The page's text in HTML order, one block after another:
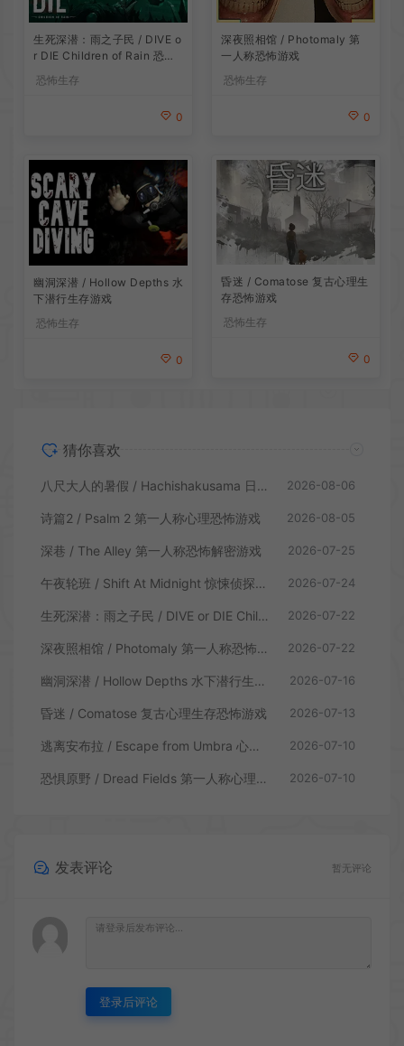
生死深潜：雨之子民 / DIVE o
r DIE Children of Rain 恐怖
恐怖生存
0
深夜照相馆 / Photomaly 第
一人称恐怖游戏
恐怖生存
0
幽洞深潜 / Hollow Depths 水
下潜行生存游戏
恐怖生存
0
昏迷 / Comatose 复古心理生
存恐怖游戏
恐怖生存
0
猜你喜欢
八尺大人的暑假 / Hachishakusama 日式温情恐怖游戏 2026-08-06
诗篇2 / Psalm 2 第一人称心理恐怖游戏 2026-08-05
深巷 / The Alley 第一人称恐怖解密游戏 2026-07-25
午夜轮班 / Shift At Midnight 惊悚侦探恐怖游戏 2026-07-24
生死深潜：雨之子民 / DIVE or DIE Children of Rain 恐怖生存探索游戏 2026-07-22
深夜照相馆 / Photomaly 第一人称恐怖游戏 2026-07-22
幽洞深潜 / Hollow Depths 水下潜行生存游戏 2026-07-16
昏迷 / Comatose 复古心理生存恐怖游戏 2026-07-13
逃离安布拉 / Escape from Umbra 心理生存恐怖解谜游戏 2026-07-10
恐惧原野 / Dread Fields 第一人称心理恐怖游戏 2026-07-10
发表评论 暂无评论
登录后评论